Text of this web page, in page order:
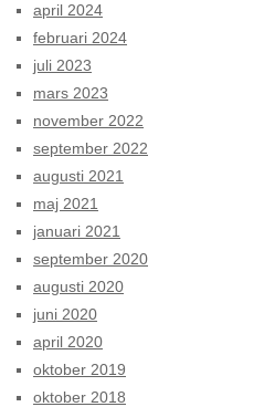
april 2024
februari 2024
juli 2023
mars 2023
november 2022
september 2022
augusti 2021
maj 2021
januari 2021
september 2020
augusti 2020
juni 2020
april 2020
oktober 2019
oktober 2018